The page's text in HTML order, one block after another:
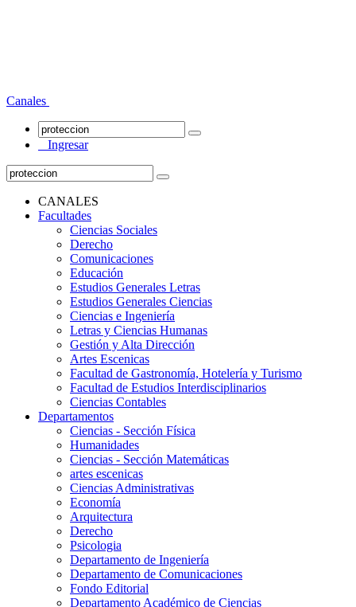
Canales
Ingresar
CANALES
Facultades
Ciencias Sociales
Derecho
Comunicaciones
Educación
Estudios Generales Letras
Estudios Generales Ciencias
Ciencias e Ingeniería
Letras y Ciencias Humanas
Gestión y Alta Dirección
Artes Escenicas
Facultad de Gastronomía, Hotelería y Turismo
Facultad de Estudios Interdisciplinarios
Ciencias Contables
Departamentos
Ciencias - Sección Física
Humanidades
Ciencias - Sección Matemáticas
artes escenicas
Ciencias Administrativas
Economía
Arquitectura
Derecho
Psicologia
Departamento de Ingeniería
Departamento de Comunicaciones
Fondo Editorial
Departamento Académico de Ciencias